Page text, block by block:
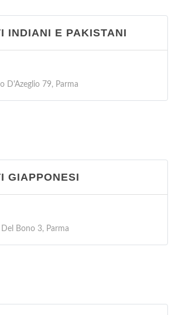
INDIANI E PAKISTANI
D'Azeglio 79, Parma
GIAPPONESI
Bono 3, Parma